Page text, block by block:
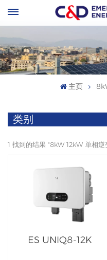
主页
类别
1 找到的结果 "8kW 12kW 单相逆
ES UNIQ8-12K